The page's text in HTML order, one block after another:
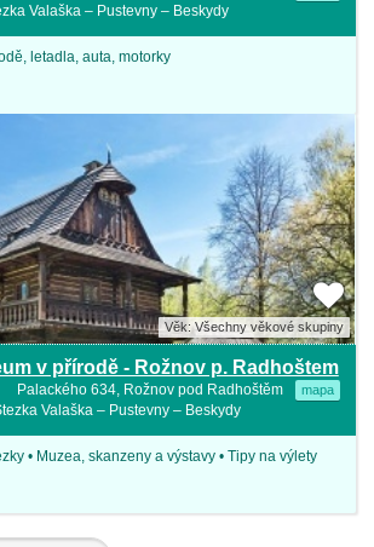
Valaška – Pustevny – Beskydy
letadla, auta, motorky
Věk: Všechny věkové skupiny
v přírodě - Rožnov p. Radhoštem
Palackého 634, Rožnov pod Radhoštěm mapa
Valaška – Pustevny – Beskydy
• Muzea, skanzeny a výstavy • Tipy na výlety